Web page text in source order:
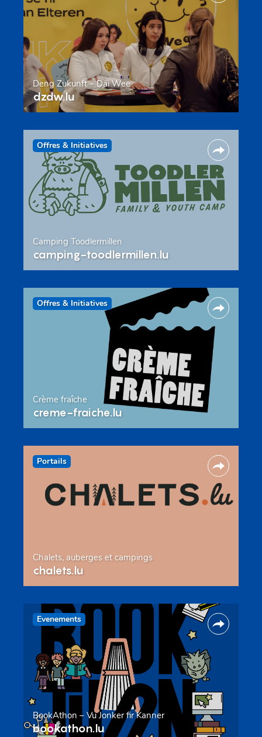
Deng Zukunft – Däi Wee
dzdw.lu
Offres & Initiatives
Camping Toodlermillen
camping-toodlermillen.lu
Offres & Initiatives
Crème fraîche
creme-fraiche.lu
Portails
Chalets, auberges et campings
chalets.lu
Evenements
BookAthon – Vu Jonker fir Kanner
bookathon.lu